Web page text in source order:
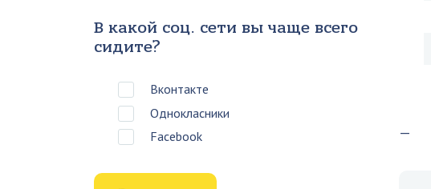
—
В какой соц. сети вы чаще всего
сидите?
Вконтакте
Однокласники
Facebook